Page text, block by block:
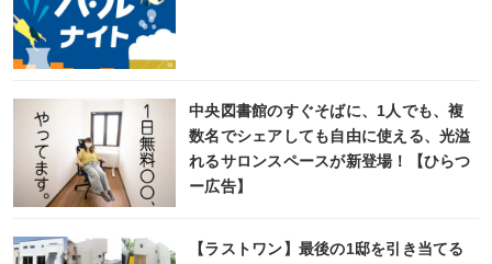
中央図書館のすぐそばに、1人でも、複
数名でシェアしても自由に使える、光溢
れるサロンスペースが新登場！【ひらつ
ー広告】
【ラストワン】最後の1邸を引き当てる